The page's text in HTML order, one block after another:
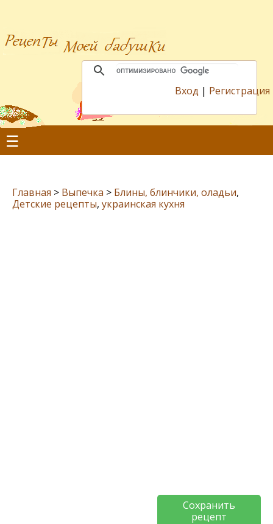
Вход | Регистрация
☰
Главная > Выпечка > Блины, блинчики, оладьи,
Детские рецепты, украинская кухня
Сохранить
рецепт